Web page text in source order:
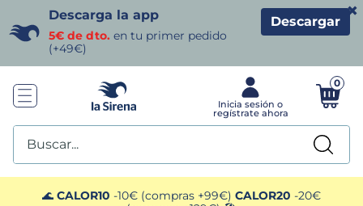
Descarga la app
5€ de dto. en tu primer pedido
(+49€)
Descargar
×
0
Buscar...
🌊 CALOR10 -10€ (compras +99€) CALOR20 -20€
TÉRMINOS MÁS BUSCADOS